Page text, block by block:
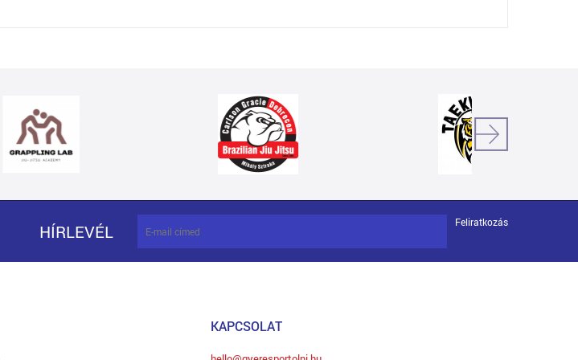
HÍRLEVÉL Feliratkozás
KAPCSOLAT